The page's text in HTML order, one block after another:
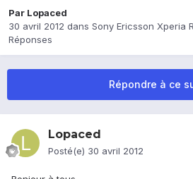
Par Lopaced
30 avril 2012 dans Sony Ericsson Xperia
Réponses
Répondre à ce
Lopaced
Posté(e) 30 avril 2012